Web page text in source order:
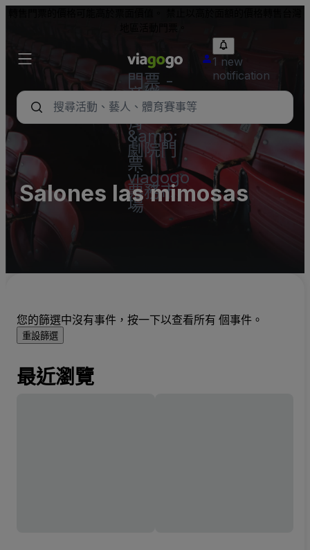
門票 -
音樂
會、體
育
&amp;
劇院門
票 |
viagogo
票務市
場
1 new
notification
Salones las mimosas
您的篩選中沒有事件，按一下以查看所有 個事件。
重設篩選
最近瀏覽